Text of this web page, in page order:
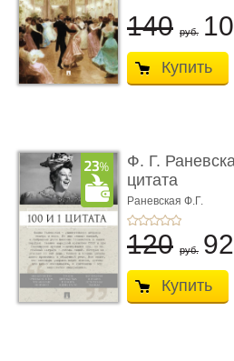
140 руб.
Купить
Ф. Г.
цитата
Раневская Ф.Г.
120 руб. 92
Купить